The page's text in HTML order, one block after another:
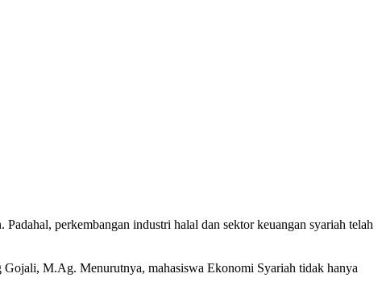
perkembangan industri halal dan sektor keuangan syariah telah
M.Ag. Menurutnya, mahasiswa Ekonomi Syariah tidak hanya